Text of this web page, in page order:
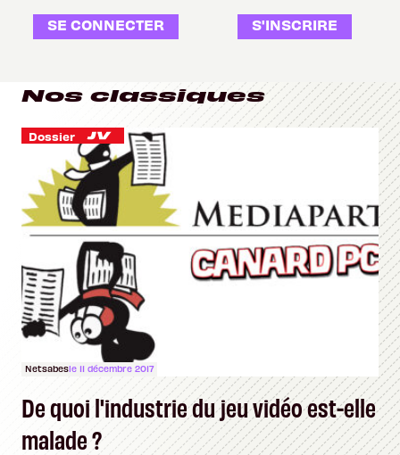
SE CONNECTER S'INSCRIRE
Nos classiques
Dossier
Netsabesle 11 décembre 2017
De quoi l'industrie du jeu vidéo est-elle
malade ?